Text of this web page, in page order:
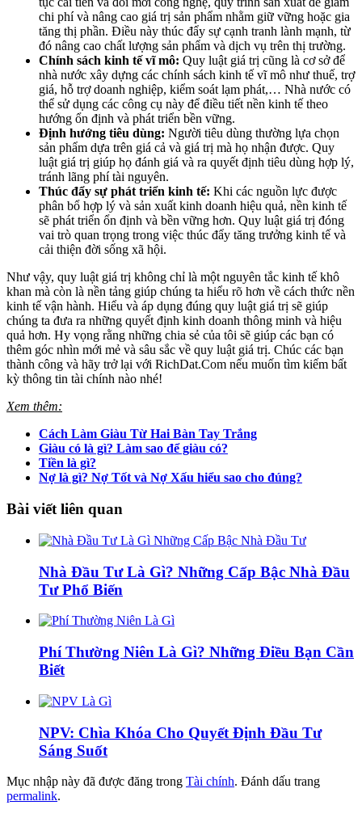
chi phí và nâng cao giá trị sản phẩm nhằm giữ vững hoặc gia
tăng thị phần. Điều này thúc đẩy sự cạnh tranh lành mạnh, từ
đó nâng cao chất lượng sản phẩm và dịch vụ trên thị trường.
Chính sách kinh tế vĩ mô: Quy luật giá trị cũng là cơ sở để
nhà nước xây dựng các chính sách kinh tế vĩ mô như thuế, trợ
giá, hỗ trợ doanh nghiệp, kiểm soát lạm phát,… Nhà nước có
thể sử dụng các công cụ này để điều tiết nền kinh tế theo
hướng ổn định và phát triển bền vững.
Định hướng tiêu dùng: Người tiêu dùng thường lựa chọn
sản phẩm dựa trên giá cả và giá trị mà họ nhận được. Quy
luật giá trị giúp họ đánh giá và ra quyết định tiêu dùng hợp lý,
tránh lãng phí tài nguyên.
Thúc đẩy sự phát triển kinh tế: Khi các nguồn lực được
phân bổ hợp lý và sản xuất kinh doanh hiệu quả, nền kinh tế
sẽ phát triển ổn định và bền vững hơn. Quy luật giá trị đóng
vai trò quan trọng trong việc thúc đẩy tăng trưởng kinh tế và
cải thiện đời sống xã hội.
Như vậy, quy luật giá trị không chỉ là một nguyên tắc kinh tế khô
khan mà còn là nền tảng giúp chúng ta hiểu rõ hơn về cách thức nền
kinh tế vận hành. Hiểu và áp dụng đúng quy luật giá trị sẽ giúp
chúng ta đưa ra những quyết định kinh doanh thông minh và hiệu
quả hơn. Hy vọng rằng những chia sẻ của tôi sẽ giúp các bạn có
thêm góc nhìn mới mẻ và sâu sắc về quy luật giá trị. Chúc các bạn
thành công và hãy trở lại với RichDat.Com nếu muốn tìm kiếm bất
kỳ thông tin tài chính nào nhé!
Xem thêm:
Cách Làm Giàu Từ Hai Bàn Tay Trắng
Giàu có là gì? Làm sao để giàu có?
Tiền là gì?
Nợ là gì? Nợ Tốt và Nợ Xấu hiểu sao cho đúng?
Bài viết liên quan
Nhà Đầu Tư Là Gì? Những Cấp Bậc Nhà Đầu
Tư Phổ Biến
Phí Thường Niên Là Gì? Những Điều Bạn Cần
Biết
NPV: Chìa Khóa Cho Quyết Định Đầu Tư
Sáng Suốt
Mục nhập này đã được đăng trong Tài chính. Đánh dấu trang
permalink.